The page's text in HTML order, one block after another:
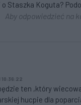
o Staszka Koguta?
Aby odpowiedzieć na
ten ,który
hucpie dla